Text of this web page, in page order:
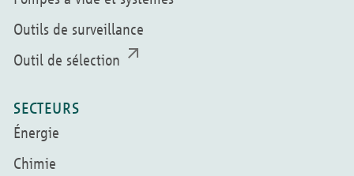
Outils de surveillance
Outil de sélection
SECTEURS
Énergie
Chimie